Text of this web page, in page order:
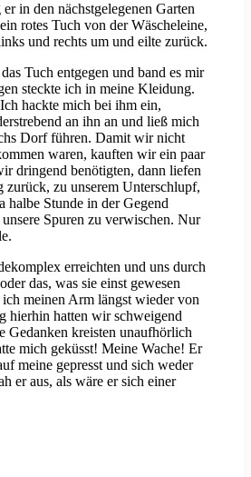
in den nächstgelegenen Garten
rotes Tuch von der Wäscheleine,
und rechts um und eilte zurück.
Tuch entgegen und band es mir
steckte ich in meine Kleidung.
hackte mich bei ihm ein,
an ihn an und ließ mich
Dorf führen. Damit wir nicht
waren, kauften wir ein paar
dringend benötigten, dann liefen
zurück, zu unserem Unterschlupf,
halbe Stunde in der Gegend
Spuren zu verwischen. Nur
erreichten und uns durch
das, was sie einst gewesen
ich meinen Arm längst wieder von
hierhin hatten wir schweigend
Gedanken kreisten unaufhörlich
mich geküsst! Meine Wache! Er
meine gepresst und sich weder
er aus, als wäre er sich einer